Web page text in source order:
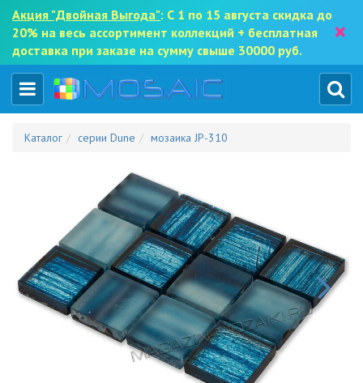
Акция "Двойная Выгода": С 1 по 15 августа скидка до
20% на весь ассортимент коллекций + бесплатная
доставка при заказе на сумму свыше 30000 руб.
×
Каталог серии Dune мозаика JP-310